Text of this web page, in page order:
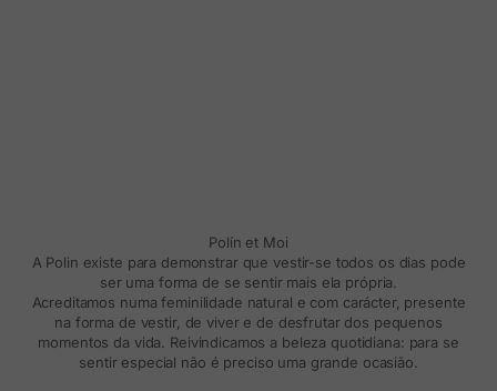
Polín et Moi
A Polin existe para demonstrar que vestir-se todos os dias pode
ser uma forma de se sentir mais ela própria.
Acreditamos numa feminilidade natural e com carácter, presente
na forma de vestir, de viver e de desfrutar dos pequenos
momentos da vida. Reivindicamos a beleza quotidiana: para se
sentir especial não é preciso uma grande ocasião.